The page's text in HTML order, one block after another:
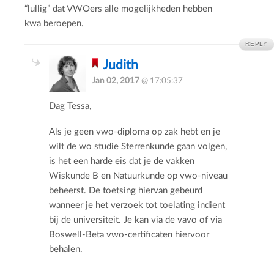
“lullig” dat VWOers alle mogelijkheden hebben
kwa beroepen.
REPLY
Judith
Jan 02, 2017@ 17:05:37
Dag Tessa,
Als je geen vwo-diploma op zak hebt en je
wilt de wo studie Sterrenkunde gaan volgen,
is het een harde eis dat je de vakken
Wiskunde B en Natuurkunde op vwo-niveau
beheerst. De toetsing hiervan gebeurd
wanneer je het verzoek tot toelating indient
bij de universiteit. Je kan via de vavo of via
Boswell-Beta vwo-certificaten hiervoor
behalen.